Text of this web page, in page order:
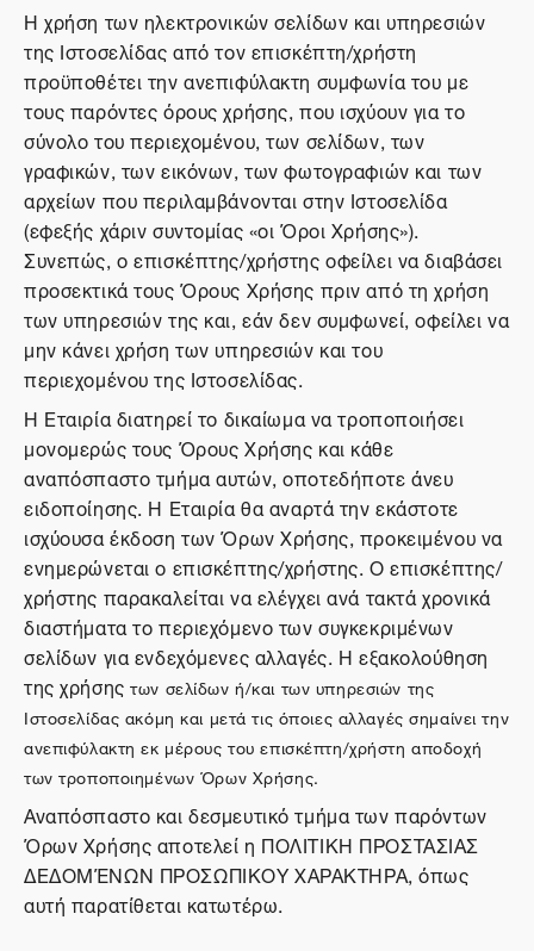
Η χρήση των ηλεκτρονικών σελίδων και υπηρεσιών
της Ιστοσελίδας από τον επισκέπτη/χρήστη
προϋποθέτει την ανεπιφύλακτη συμφωνία του με
τους παρόντες όρους χρήσης, που ισχύουν για το
σύνολο του περιεχομένου, των σελίδων, των
γραφικών, των εικόνων, των φωτογραφιών και των
αρχείων που περιλαμβάνονται στην Ιστοσελίδα
(εφεξής χάριν συντομίας «οι Όροι Χρήσης»).
Συνεπώς, ο επισκέπτης/χρήστης οφείλει να διαβάσει
προσεκτικά τους Όρους Χρήσης πριν από τη χρήση
των υπηρεσιών της και, εάν δεν συμφωνεί, οφείλει να
μην κάνει χρήση των υπηρεσιών και του
περιεχομένου της Ιστοσελίδας.
Η Εταιρία διατηρεί το δικαίωμα να τροποποιήσει
μονομερώς τους Όρους Χρήσης και κάθε
αναπόσπαστο τμήμα αυτών, οποτεδήποτε άνευ
ειδοποίησης. Η Εταιρία θα αναρτά την εκάστοτε
ισχύουσα έκδοση των Όρων Χρήσης, προκειμένου να
ενημερώνεται ο επισκέπτης/χρήστης. Ο επισκέπτης/
χρήστης παρακαλείται να ελέγχει ανά τακτά χρονικά
διαστήματα το περιεχόμενο των συγκεκριμένων
σελίδων για ενδεχόμενες αλλαγές. Η εξακολούθηση
της χρήσηςτων σελίδων ή/και των υπηρεσιών της
Ιστοσελίδας ακόμη και μετά τις όποιες αλλαγές σημαίνει την
ανεπιφύλακτη εκ μέρους του επισκέπτη/χρήστη αποδοχή
των τροποποιημένων Όρων Χρήσης.
Αναπόσπαστο και δεσμευτικό τμήμα των παρόντων
Όρων Χρήσης αποτελεί η ΠΟΛΙΤΙΚΗ ΠΡΟΣΤΑΣΙΑΣ
ΔΕΔΟΜΈΝΩΝ ΠΡΟΣΩΠΙΚΟΥ ΧΑΡΑΚΤΗΡΑ, όπως
αυτή παρατίθεται κατωτέρω.